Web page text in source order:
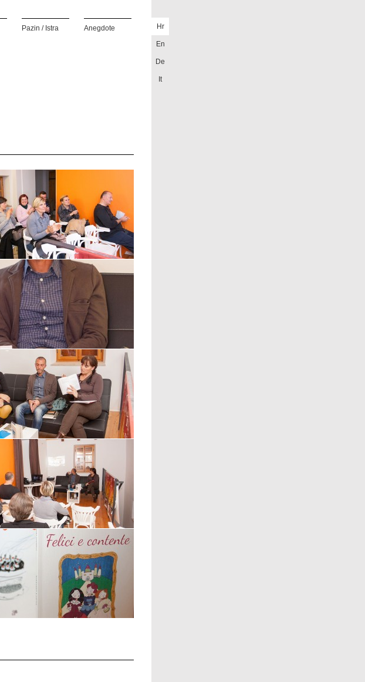
Hr
En
De
It
Pazin / Istra Anegdote